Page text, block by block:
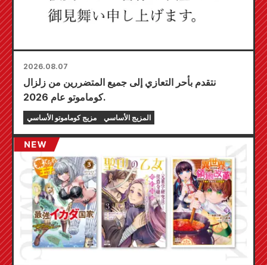
2026.08.07
نتقدم بأحر التعازي إلى جميع المتضررين من زلزال
كوماموتو عام 2026.
مزيج كوماموتو الأساسي المزيج الأساسي